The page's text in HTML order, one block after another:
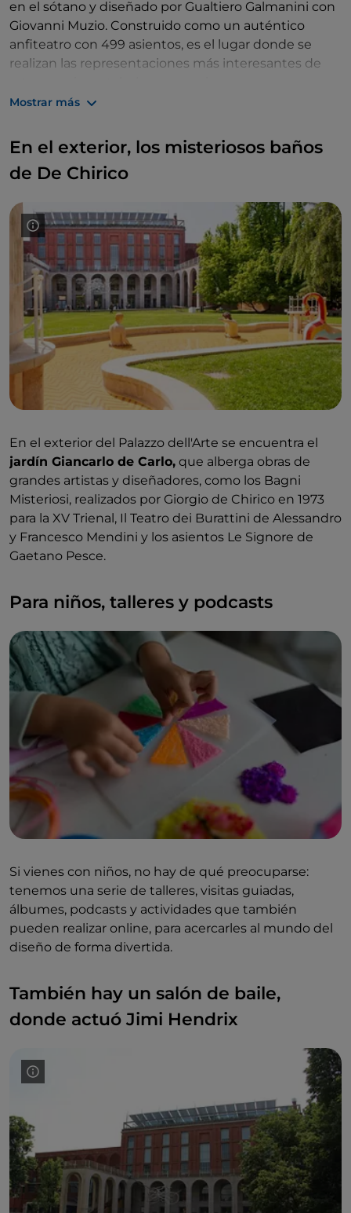
en el sótano y diseñado por Gualtiero Galmanini con
Giovanni Muzio. Construido como un auténtico
anfiteatro con 499 asientos, es el lugar donde se
realizan las representaciones más interesantes de
cinematográficas.
Triennale Milano Performing Arts, el festival de la
Trienal dedicado a las expresiones más atractivas del
fuerte vocación internacional que se desarrolla
desde 2018.
Mostrar más
En el exterior, los misteriosos baños
de De Chirico
En el exterior del Palazzo dell'Arte se encuentra el
jardín Giancarlo de Carlo, que alberga obras de
grandes artistas y diseñadores, como los Bagni
Misteriosi, realizados por Giorgio de Chirico en 1973
para la XV Trienal, Il Teatro dei Burattini de Alessandro
y Francesco Mendini y los asientos Le Signore de
Gaetano Pesce.
Para niños, talleres y podcasts
Si vienes con niños, no hay de qué preocuparse:
tenemos una serie de talleres, visitas guiadas,
álbumes, podcasts y actividades que también
pueden realizar online, para acercarles al mundo del
diseño de forma divertida.
También hay un salón de baile,
donde actuó Jimi Hendrix